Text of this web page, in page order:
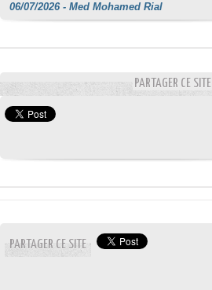
06/07/2026 - Med Mohamed Rial
PARTAGER CE SITE
PARTAGER CE SITE